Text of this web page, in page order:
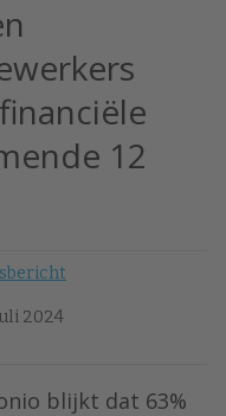
12
2024
blijkt dat 63%